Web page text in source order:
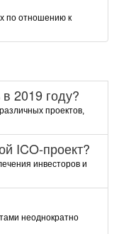
по отношению к
2019 году?
проектов,
ICO-проект?
инвесторов и
неоднократно